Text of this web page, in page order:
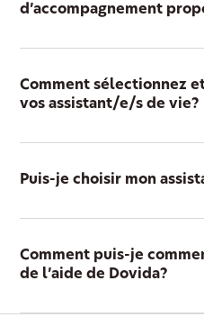
d’accompagnement
Comment sélectionnez
vos assistant/e/s de vie?
Puis-je choisir mon
Comment puis-je
de l’aide de Dovida?